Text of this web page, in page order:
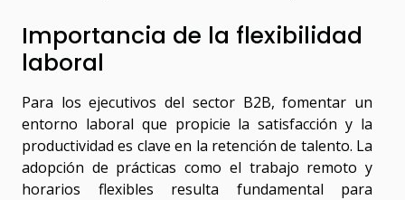
Importancia de la flexibilidad
laboral
Para los ejecutivos del sector B2B, fomentar un
entorno laboral que propicie la satisfacción y la
productividad es clave en la retención de talento. La
adopción de prácticas como el trabajo remoto y
horarios flexibles resulta fundamental para